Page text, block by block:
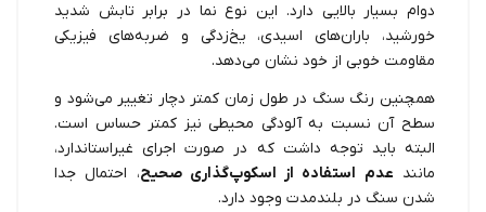
دوام بسیار بالایی دارد. این نوع نما در برابر تابش شدید
خورشید، باران‌های اسیدی، یخ‌زدگی و ضربه‌های فیزیکی
مقاومت خوبی از خود نشان می‌دهد.
همچنین رنگ سنگ در طول زمان کمتر دچار تغییر می‌شود و
سطح آن نسبت به آلودگی محیطی نیز کمتر حساس است.
البته باید توجه داشت که در صورت اجرای غیراستاندارد،
مانند عدم استفاده از اسکوپ‌گذاری صحیح، احتمال جدا
شدن سنگ در بلندمدت وجود دارد.